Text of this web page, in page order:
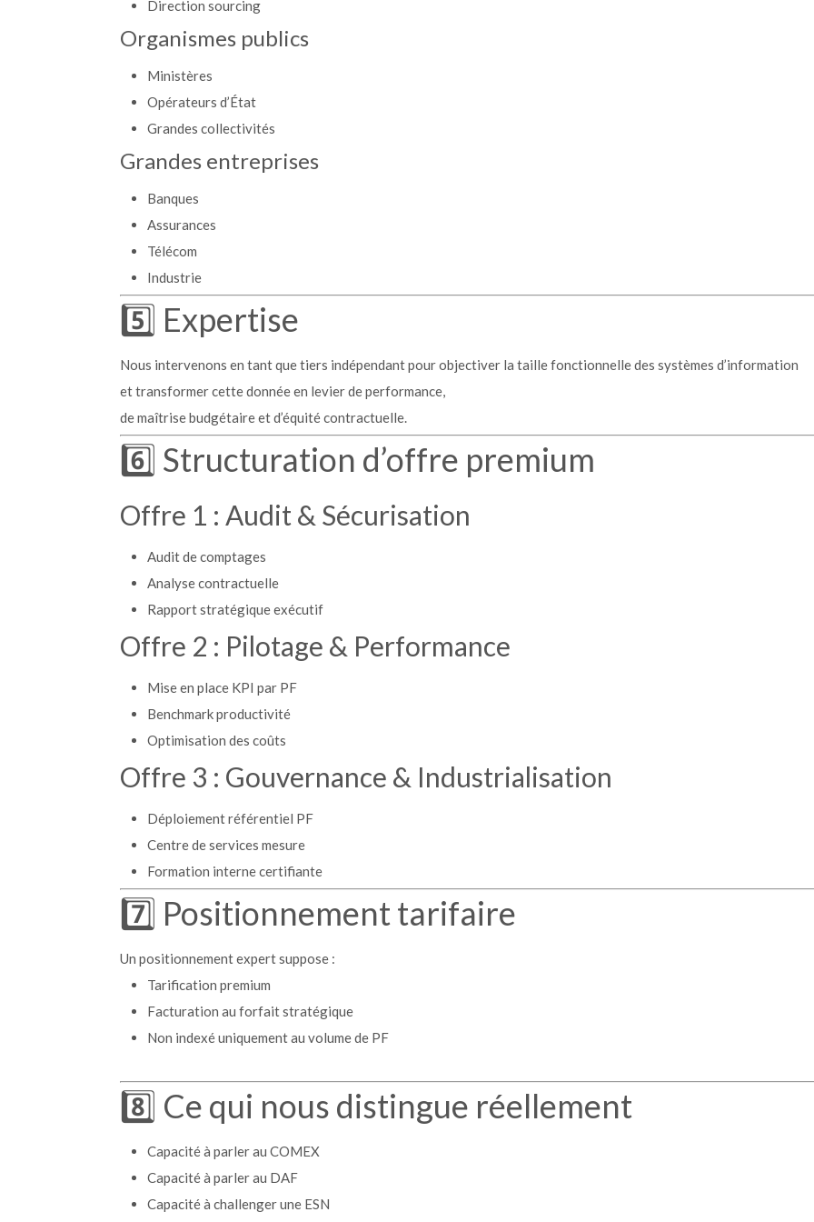
Direction sourcing
Organismes publics
Ministères
Opérateurs d’État
Grandes collectivités
Grandes entreprises
Banques
Assurances
Télécom
Industrie
5️⃣ Expertise
Nous intervenons en tant que tiers indépendant pour objectiver la taille fonctionnelle des systèmes d’information
et transformer cette donnée en levier de performance,
de maîtrise budgétaire et d’équité contractuelle.
6️⃣ Structuration d’offre premium
Offre 1 : Audit & Sécurisation
Audit de comptages
Analyse contractuelle
Rapport stratégique exécutif
Offre 2 : Pilotage & Performance
Mise en place KPI par PF
Benchmark productivité
Optimisation des coûts
Offre 3 : Gouvernance & Industrialisation
Déploiement référentiel PF
Centre de services mesure
Formation interne certifiante
7️⃣ Positionnement tarifaire
Un positionnement expert suppose :
Tarification premium
Facturation au forfait stratégique
Non indexé uniquement au volume de PF
8️⃣ Ce qui nous distingue réellement
Capacité à parler au COMEX
Capacité à parler au DAF
Capacité à challenger une ESN